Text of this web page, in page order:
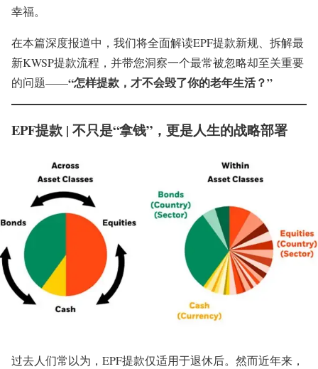
幸福。
在本篇深度报道中，我们将全面解读EPF提款新规、拆解最
新KWSP提款流程，并带您洞察一个最常被忽略却至关重要
的问题——“怎样提款，才不会毁了你的老年生活？”
EPF提款 | 不只是“拿钱”，更是人生的战略部署
过去人们常以为，EPF提款仅适用于退休后。然而近年来，